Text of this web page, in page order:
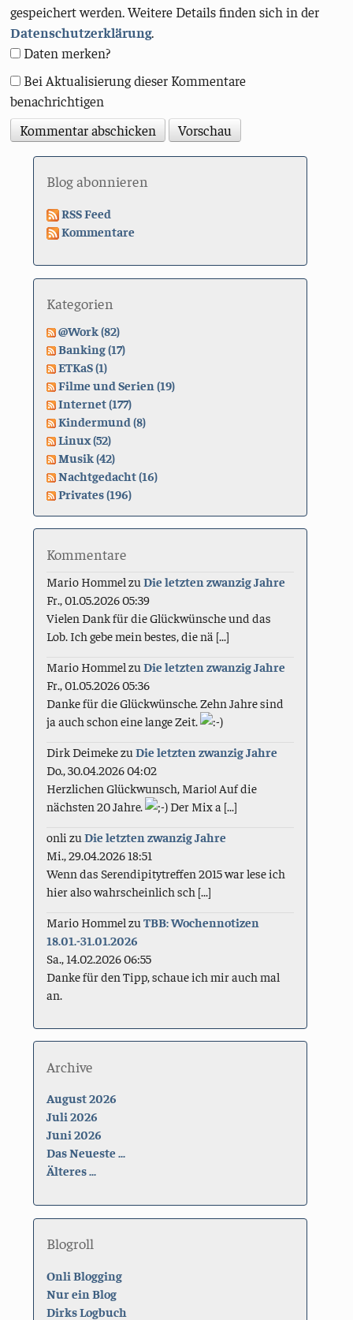
gespeichert werden. Weitere Details finden sich in der
Datenschutzerklärung.
Daten merken?
Bei Aktualisierung dieser Kommentare
benachrichtigen
Blog abonnieren
RSS Feed
Kommentare
Kategorien
@Work (82)
Banking (17)
ETKaS (1)
Filme und Serien (19)
Internet (177)
Kindermund (8)
Linux (52)
Musik (42)
Nachtgedacht (16)
Privates (196)
Kommentare
Mario Hommel zuDie letzten zwanzig Jahre
Fr., 01.05.2026 05:39
Vielen Dank für die Glückwünsche und das
Lob. Ich gebe mein bestes, die nä [...]
Mario Hommel zuDie letzten zwanzig Jahre
Fr., 01.05.2026 05:36
Danke für die Glückwünsche. Zehn Jahre sind
ja auch schon eine lange Zeit.
Dirk DeimekezuDie letzten zwanzig Jahre
Do., 30.04.2026 04:02
Herzlichen Glückwunsch, Mario! Auf die
nächsten 20 Jahre.
Der Mix a [...]
onli zuDie letzten zwanzig Jahre
Mi., 29.04.2026 18:51
Wenn das Serendipitytreffen 2015 war lese ich
hier also wahrscheinlich sch [...]
Mario Hommel zuTBB: Wochennotizen
18.01.-31.01.2026
Sa., 14.02.2026 06:55
Danke für den Tipp, schaue ich mir auch mal
an.
Archive
August 2026
Juli 2026
Juni 2026
Das Neueste ...
Älteres ...
Blogroll
Onli Blogging
Nur ein Blog
Dirks Logbuch